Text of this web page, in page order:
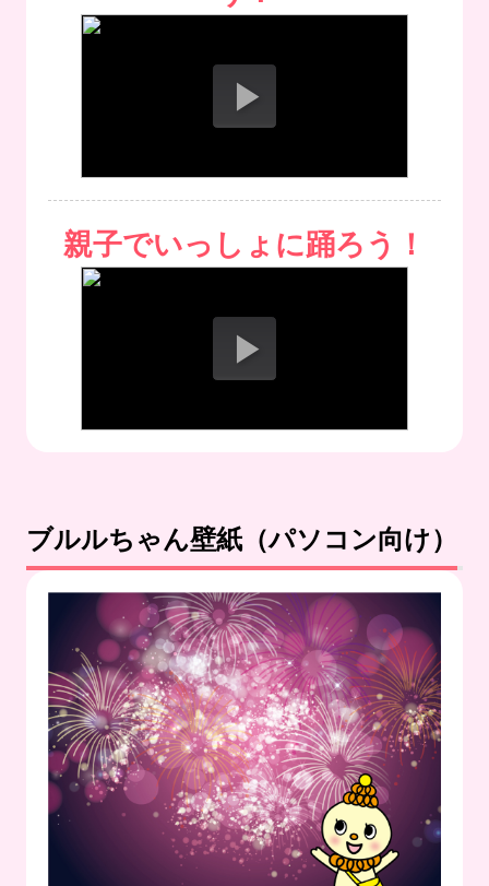
親子でいっしょに踊ろう！
ブルルちゃん壁紙（パソコン向け）